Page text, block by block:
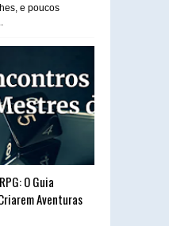
e poucos
O Guia
Aventuras